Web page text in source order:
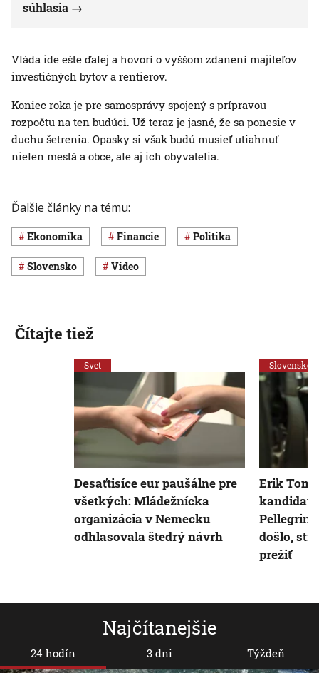
súhlasia
Vláda ide ešte ďalej a hovorí o vyššom zdanení majiteľov
investičných bytov a rentierov.
Koniec roka je pre samosprávy spojený s prípravou
rozpočtu na ten budúci. Už teraz je jasné, že sa ponesie v
duchu šetrenia. Opasky si však budú musieť utiahnuť
nielen mestá a obce, ale aj ich obyvatelia.
Ďalšie články na tému:
ekonomika Financie Politika
Slovensko Video
Najčítanejšie
24 hodín 3 dni Týždeň
Čítajte tiež
Svet
Desaťtisíce eur paušálne pre
všetkých: Mládežnícka
organizácia v Nemecku
odhlasovala štedrý návrh
Slovensko
Erik
došlo,
prežiť